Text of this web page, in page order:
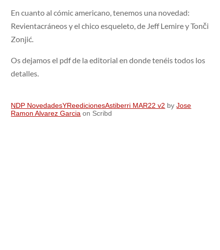
En cuanto al cómic americano, tenemos una novedad:
Revientacráneos y el chico esqueleto, de Jeff Lemire y Tonči
Zonjić.
Os dejamos el pdf de la editorial en donde tenéis todos los
detalles.
NDP NovedadesYReedicionesAstiberri MAR22 v2 byJose
Ramon Alvarez Garcia on Scribd